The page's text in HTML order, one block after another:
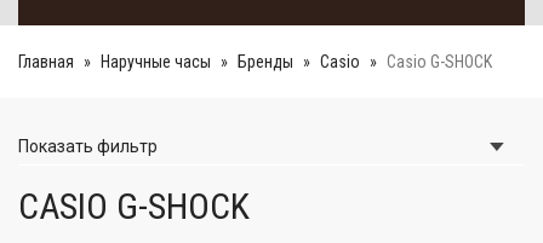
Главная Наручные часы Бренды Casio Casio G-SHOCK
Показать фильтр
CASIO G-SHOCK